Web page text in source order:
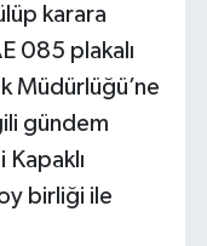
karara
085 plakalı
Müdürlüğü’ne
gündem
oy birliği ile